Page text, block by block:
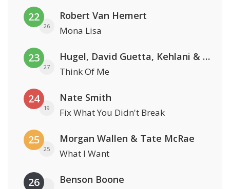
22
26
Robert Van Hemert
Mona Lisa
23
27
Hugel, David Guetta, Kehlani & Daecolm
Think Of Me
24
19
Nate Smith
Fix What You Didn't Break
25
25
Morgan Wallen & Tate McRae
What I Want
26 Benson Boone